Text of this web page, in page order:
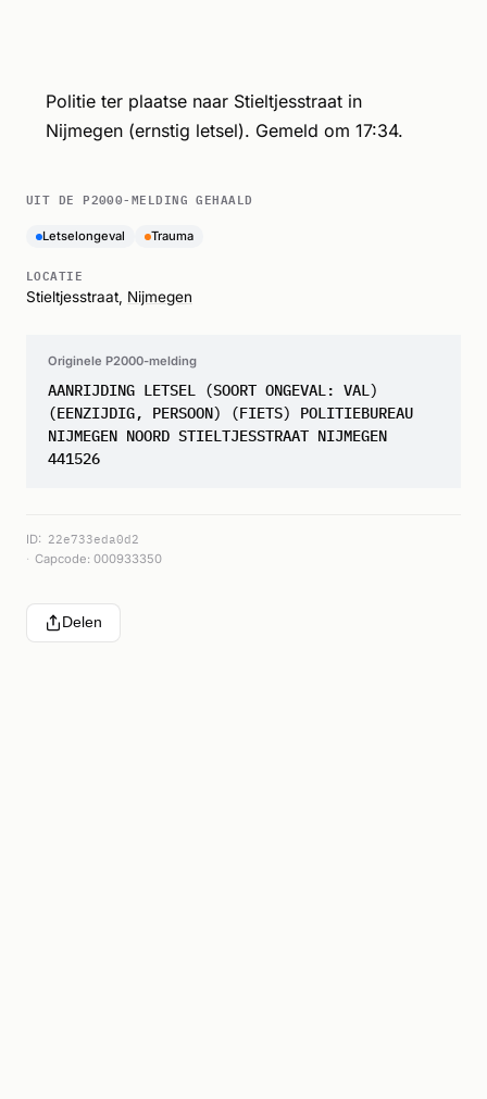
Politie ter plaatse naar Stieltjesstraat in
Nijmegen (ernstig letsel). Gemeld om 17:34.
UIT DE P2000-MELDING GEHAALD
Letselongeval Trauma
LOCATIE
Stieltjesstraat, Nijmegen
Originele P2000-melding
AANRIJDING LETSEL (SOORT ONGEVAL: VAL)
(EENZIJDIG, PERSOON) (FIETS) POLITIEBUREAU
NIJMEGEN NOORD STIELTJESSTRAAT NIJMEGEN
441526
ID: 22e733eda0d2
Capcode: 000933350
Delen